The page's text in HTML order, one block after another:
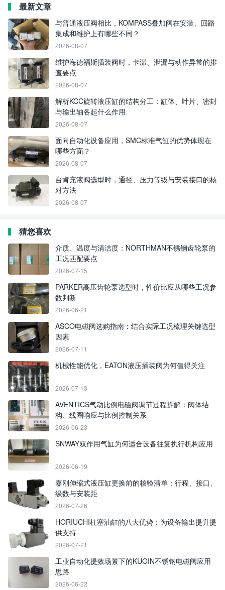
最新文章
与普通液压阀相比，KOMPASS叠加阀在安装、回路
集成和维护上有哪些不同？
2026-08-07
维护海德福斯插装阀时，卡滞、泄漏与动作异常的排
查要点
2026-08-07
解析KCC旋转液压缸的结构分工：缸体、叶片、密封
与输出轴各起什么作用
2026-08-07
面向自动化设备应用，SMC标准气缸的优势体现在
哪些方面？
2026-08-07
台肯充液阀选型时，通径、压力等级与安装接口的核
对方法
2026-08-07
猜您喜欢
介质、温度与清洁度：NORTHMAN不锈钢齿轮泵的
工况匹配要点
2026-07-15
PARKER高压齿轮泵选型时，性价比应从哪些工况参
数判断
2026-06-21
ASCO电磁阀选购指南：结合实际工况梳理关键选型
因素
2026-07-11
机械性能优化，EATON液压插装阀为何值得关注
2026-07-13
AVENTICS气动比例电磁阀调节过程拆解：阀体结
构、线圈响应与比例控制关系
2026-06-23
SNWAY双作用气缸为何适合设备往复执行机构应用
2026-06-19
嘉刚伸缩式液压缸更换前的核验清单：行程、接口、
级数与安装距
2026-07-26
HORIUCHI柱塞油缸的八大优势：为设备输出提升提
供支持
2026-07-21
工业自动化提效场景下的KUOIN不锈钢电磁阀应用
思路
2026-06-22